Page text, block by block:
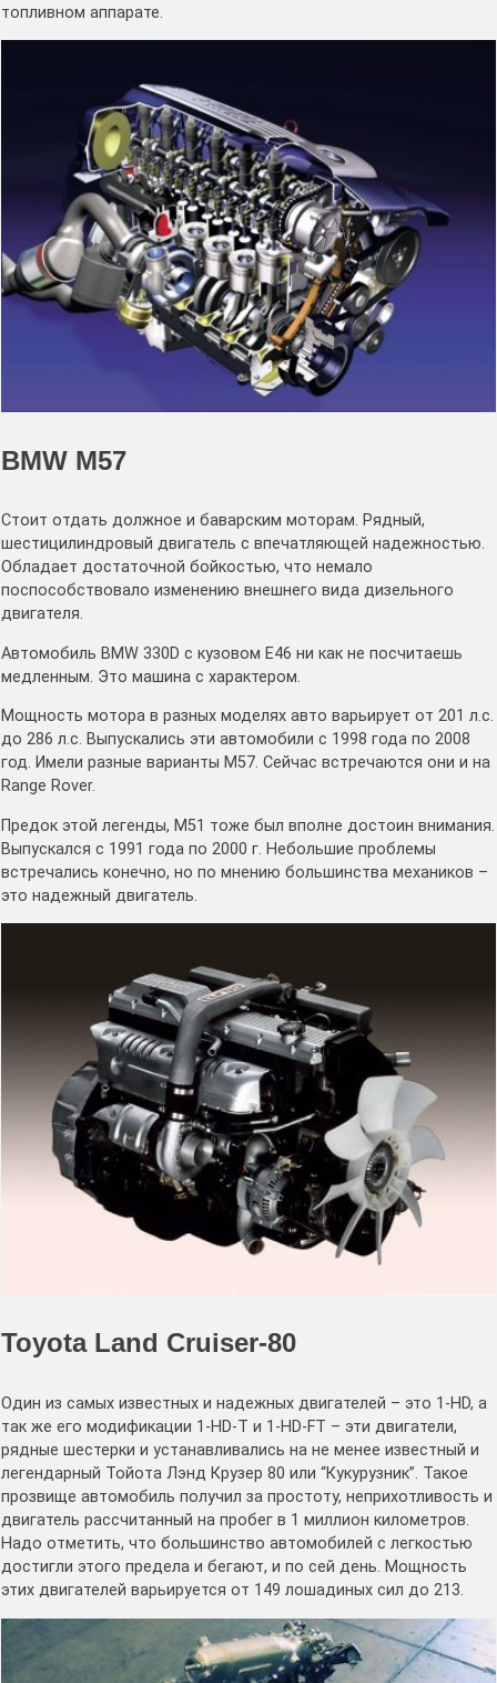
топливном аппарате.
BMW M57
Стоит отдать должное и баварским моторам. Рядный,
шестицилиндровый двигатель с впечатляющей надежностью.
Обладает достаточной бойкостью, что немало
поспособствовало изменению внешнего вида дизельного
двигателя.
Автомобиль BMW 330D с кузовом E46 ни как не посчитаешь
медленным. Это машина с характером.
Мощность мотора в разных моделях авто варьирует от 201 л.с.
до 286 л.с. Выпускались эти автомобили с 1998 года по 2008
год. Имели разные варианты М57. Сейчас встречаются они и на
Range Rover.
Предок этой легенды, М51 тоже был вполне достоин внимания.
Выпускался с 1991 года по 2000 г. Небольшие проблемы
встречались конечно, но по мнению большинства механиков –
это надежный двигатель.
Toyota Land Cruiser-80
Один из самых известных и надежных двигателей – это 1-HD, а
так же его модификации 1-HD-T и 1-HD-FT – эти двигатели,
рядные шестерки и устанавливались на не менее известный и
легендарный Тойота Лэнд Крузер 80 или “Кукурузник”. Такое
прозвище автомобиль получил за простоту, неприхотливость и
двигатель рассчитанный на пробег в 1 миллион километров.
Надо отметить, что большинство автомобилей с легкостью
достигли этого предела и бегают, и по сей день. Мощность
этих двигателей варьируется от 149 лошадиных сил до 213.